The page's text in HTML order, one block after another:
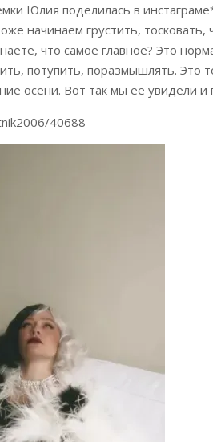
Юлия поделилась в
начинаем грустить,
что самое главное? Это
потупить, поразмышлять.
осени. Вот так мы её увидели
40688